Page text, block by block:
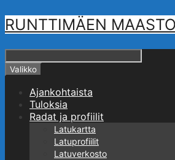
Siirry
sisältöön
RUNTTIMÄEN
Hae
Valikko
Ajankohtaista
Tuloksia
Radat ja profiilit
Latukartta
Latuprofiilit
Latuverkosto